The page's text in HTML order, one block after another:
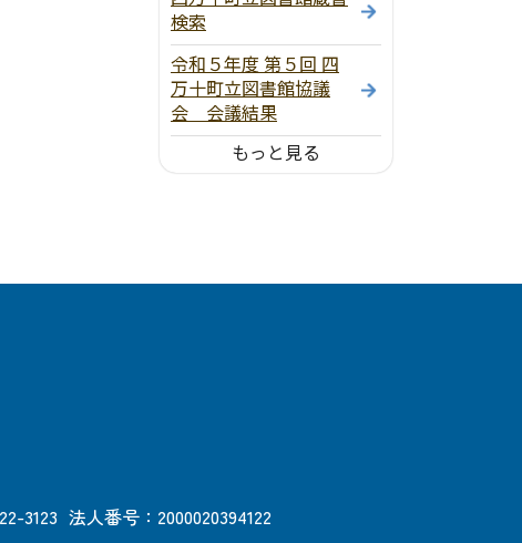
検索
令和５年度 第５回 四
万十町立図書館協議
会 会議結果
もっと見る
3123 法人番号：2000020394122